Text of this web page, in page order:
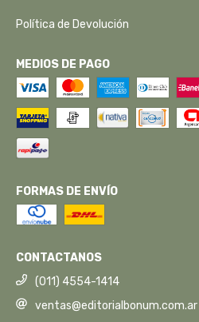
Política de Devolución
MEDIOS DE PAGO
FORMAS DE ENVÍO
CONTACTANOS
(011) 4554-1414
ventas@editorialbonum.com.ar